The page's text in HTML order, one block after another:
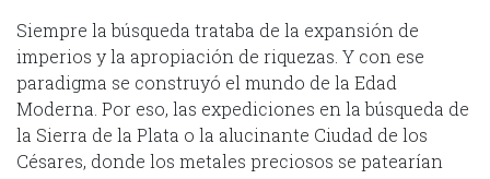
Siempre la búsqueda trataba de la expansión de
imperios y la apropiación de riquezas. Y con ese
paradigma se construyó el mundo de la Edad
Moderna. Por eso, las expediciones en la búsqueda de
la Sierra de la Plata o la alucinante Ciudad de los
Césares, donde los metales preciosos se patearían